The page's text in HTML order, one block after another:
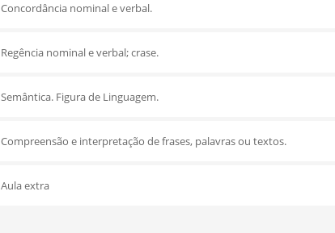
Concordância nominal e verbal.
Regência nominal e verbal; crase.
Semântica. Figura de Linguagem.
Compreensão e interpretação de frases, palavras ou textos.
Aula extra